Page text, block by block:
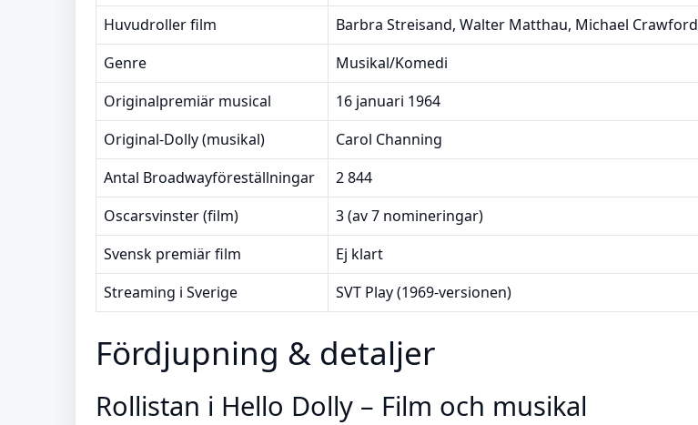
Huvudroller film
Barbra Streisand, Walter Matthau, Michael Crawford
Genre
Musikal/Komedi
Originalpremiär musical
16 januari 1964
Original-Dolly (musikal)
Carol Channing
Antal Broadwayföreställningar
2 844
Oscarsvinster (film)
3 (av 7 nomineringar)
Svensk premiär film
Ej klart
Streaming i Sverige
SVT Play (1969-versionen)
Fördjupning & detaljer
Rollistan i Hello Dolly – Film och musikal